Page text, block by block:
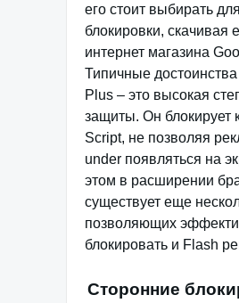
его стоит выбирать для
блокировки, скачивая
интернет магазина
Типичные
Plus – это высокая
защиты. Он блокирует
Script, не позволяя
under появляться на
этом в расширении
существует еще
позволяющих
блокировать и Flash
Сторонние